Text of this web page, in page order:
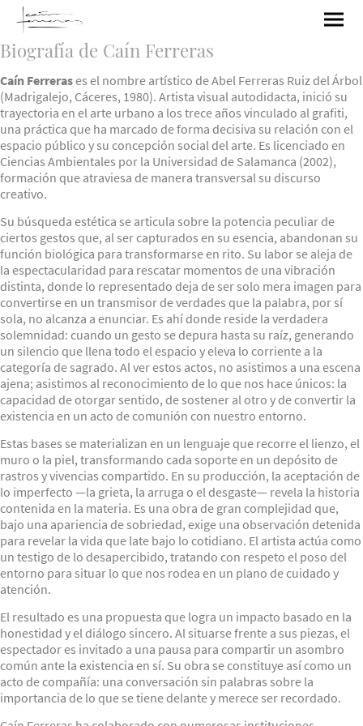
Biografía de Caín Ferreras
Caín Ferrerases el nombre artístico de Abel Ferreras Ruiz del Árbol
(Madrigalejo, Cáceres, 1980). Artista visual autodidacta, inició su
trayectoria en el arte urbano a los trece años vinculado al grafiti,
una práctica que ha marcado de forma decisiva su relación con el
espacio público y su concepción social del arte. Es licenciado en
Ciencias Ambientales por la Universidad de Salamanca (2002),
formación que atraviesa de manera transversal su discurso
creativo.
Su búsqueda estética se articula sobre la potencia peculiar de
ciertos gestos que, al ser capturados en su esencia, abandonan su
función biológica para transformarse en rito. Su labor se aleja de
la espectacularidad para rescatar momentos de una vibración
distinta, donde lo representado deja de ser solo mera imagen para
convertirse en un transmisor de verdades que la palabra, por sí
sola, no alcanza a enunciar. Es ahí donde reside la verdadera
solemnidad: cuando un gesto se depura hasta su raíz, generando
un silencio que llena todo el espacio y eleva lo corriente a la
categoría de sagrado. Al ver estos actos, no asistimos a una escena
ajena; asistimos al reconocimiento de lo que nos hace únicos: la
capacidad de otorgar sentido, de sostener al otro y de convertir la
existencia en un acto de comunión con nuestro entorno.
Estas bases se materializan en un lenguaje que recorre el lienzo, el
muro o la piel, transformando cada soporte en un depósito de
rastros y vivencias compartido. En su producción, la aceptación de
lo imperfecto —la grieta, la arruga o el desgaste— revela la historia
contenida en la materia. Es una obra de gran complejidad que,
bajo una apariencia de sobriedad, exige una observación detenida
para revelar la vida que late bajo lo cotidiano. El artista actúa como
un testigo de lo desapercibido, tratando con respeto el poso del
entorno para situar lo que nos rodea en un plano de cuidado y
atención.
El resultado es una propuesta que logra un impacto basado en la
honestidad y el diálogo sincero. Al situarse frente a sus piezas, el
espectador es invitado a una pausa para compartir un asombro
común ante la existencia en sí. Su obra se constituye así como un
acto de compañía: una conversación sin palabras sobre la
importancia de lo que se tiene delante y merece ser recordado.